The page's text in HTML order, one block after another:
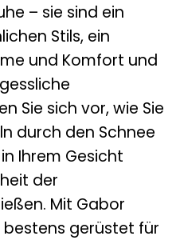
– sie sind ein
Stils, ein
und Komfort und
Sie sich vor, wie Sie
durch den Schnee
Ihrem Gesicht
der
Mit Gabor
bestens gerüstet für